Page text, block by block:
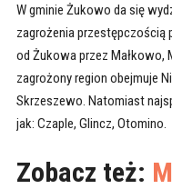
W gminie Żukowo da się
zagrożenia przestępczością
od Żukowa przez Małkowo,
zagrożony region obejmuje
Skrzeszewo. Natomiast
jak: Czaple, Glincz, Otomino.
Zobacz też: